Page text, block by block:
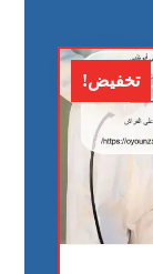
تخفيض!